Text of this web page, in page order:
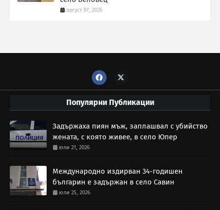
август 07, 2026
Популярни Публикации
Задържаха пиян мъж, заплашвал с убийство
жената, с която живее, в село Юпер
юли 21, 2026
Международно издирван 34-годишен
българин е задържан в село Савин
юли 25, 2026